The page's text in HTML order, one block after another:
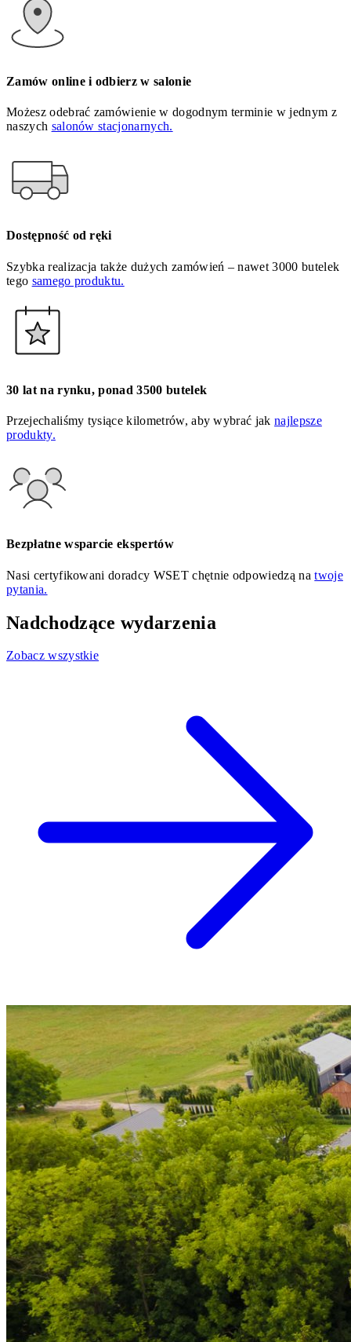
Zamów online i odbierz w salonie
Możesz odebrać zamówienie w dogodnym terminie w jednym z
naszych salonów stacjonarnych.
Dostępność od ręki
Szybka realizacja także dużych zamówień – nawet 3000 butelek
tego samego produktu.
30 lat na rynku, ponad 3500 butelek
Przejechaliśmy tysiące kilometrów, aby wybrać jaknajlepsze
produkty.
Bezpłatne wsparcie ekspertów
Nasi certyfikowani doradcy WSET chętnie odpowiedzą natwoje
pytania.
Nadchodzące wydarzenia
Zobacz wszystkie